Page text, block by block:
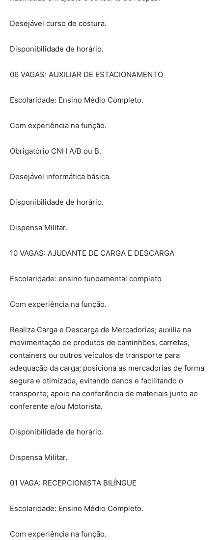
Desejável curso de costura.
Disponibilidade de horário.
06 VAGAS: AUXILIAR DE ESTACIONAMENTO
Escolaridade: Ensino Médio Completo.
Com experiência na função.
Obrigatório CNH A/B ou B.
Desejável informática básica.
Disponibilidade de horário.
Dispensa Militar.
10 VAGAS: AJUDANTE DE CARGA E DESCARGA
Escolaridade: ensino fundamental completo
Com experiência na função.
Realiza Carga e Descarga de Mercadorias; auxilia na
movimentação de produtos de caminhões, carretas,
containers ou outros veículos de transporte para
adequação da carga; posiciona as mercadorias de forma
segura e otimizada, evitando danos e facilitando o
transporte; apoio na conferência de materiais junto ao
conferente e/ou Motorista.
Disponibilidade de horário.
Dispensa Militar.
01 VAGA: RECEPCIONISTA BILÍNGUE
Escolaridade: Ensino Médio Completo.
Com experiência na função.